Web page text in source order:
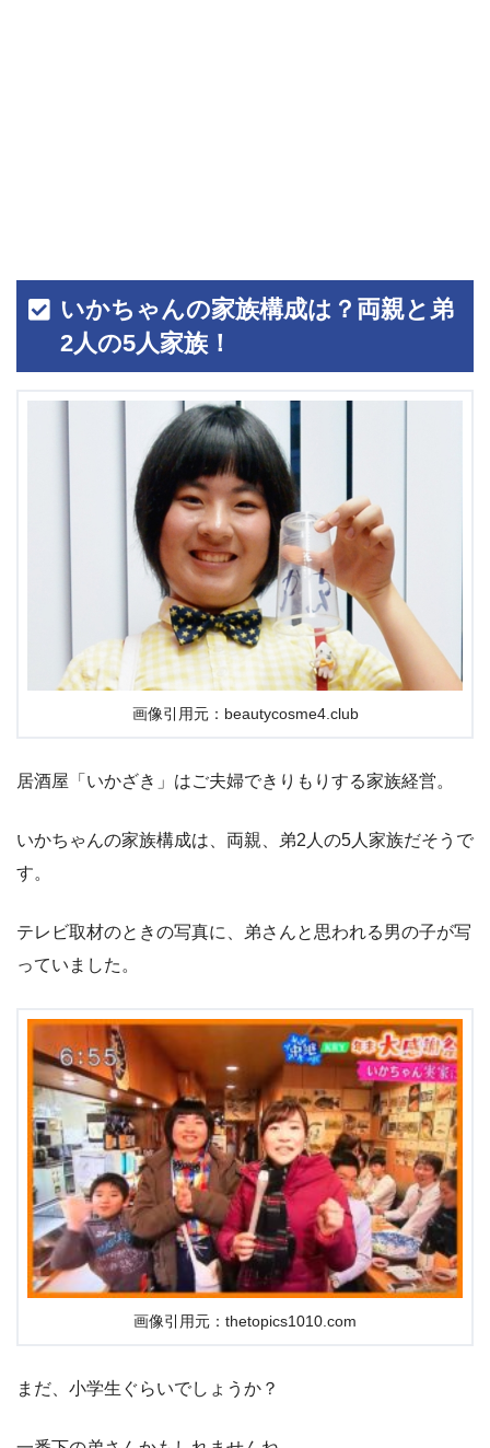
いかちゃんの家族構成は？両親と弟
2人の5人家族！
画像引用元：beautycosme4.club
居酒屋「いかざき」はご夫婦できりもりする家族経営。
いかちゃんの家族構成は、両親、弟2人の5人家族だそうで
す。
テレビ取材のときの写真に、弟さんと思われる男の子が写
っていました。
画像引用元：thetopics1010.com
まだ、小学生ぐらいでしょうか？